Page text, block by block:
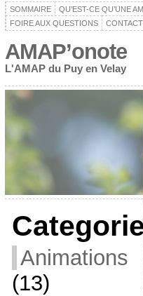
SOMMAIRE QU’EST-CE QU’UNE
FOIRE AUX QUESTIONS
AMAP’onote
L'AMAP du Puy en Velay
Animations
(13)